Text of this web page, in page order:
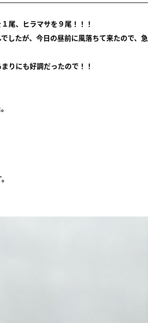
尾、ヒラマサを９尾！！！
したが、今日の昼前に風落ちて来たので、急
りにも好調だったので！！